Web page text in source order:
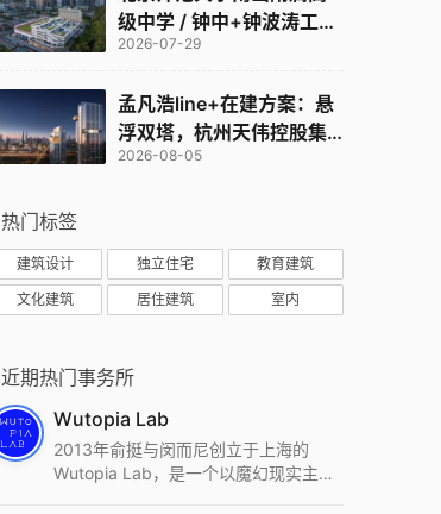
级中学 / 钟中+钟波涛工作
室
2026-07-29
孟凡浩line+在建方案：悬
浮双塔，杭州天伟控股集
团总部
2026-08-05
热门标签
建筑设计 独立住宅 教育建筑
文化建筑 居住建筑 室内
近期热门事务所
Wutopia Lab
2013年俞挺与闵而尼创立于上海的
Wutopia Lab，是一个以魔幻现实主